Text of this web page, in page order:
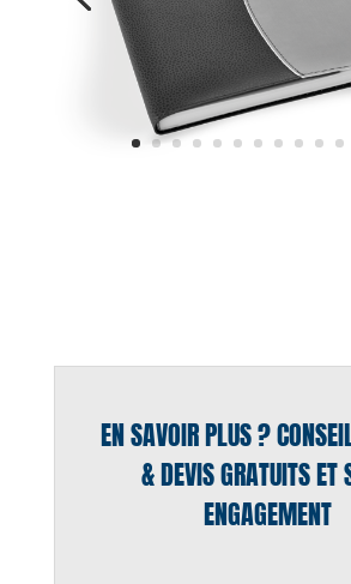
EN SAVOIR PLUS ?
& DEVIS GRATUITS ET
ENGAGEMENT